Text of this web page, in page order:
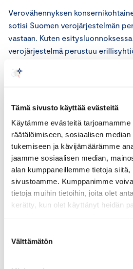
Tämä sivusto käyttää evästeitä
Käytämme evästeitä
räätälöimiseen, sosiaalisen
tukemiseen ja kävijämäärämme
jaamme sosiaalisen median,
alan kumppaneillemme tietoja
sivustoamme. Kumppanimme
tietoja muihin tietoihin, joita olet
kerätty, kun olet käyttänyt heidän
valinta
Välttämätön
Verovähennyksen
sotisi Suomen verojärjestelmän
vastaan. Kuten
verojärjestelmä perustuu
konserniverotusjärjestelmää.
asettaminen verokannustimelle
Mikäli T&K-verovähennyksen
verojärjestelmään tuodaan
elementtejä, kyseessä on
yritysverojärjestelmän muutos.
Hallinnollisesti konsernikohtaisesti
raskas ja epäselvä, kun
verotettava tulos riippuisi koko
ja tilinpäätöstä tulisi oikaista
siten heikentäisi T&K-